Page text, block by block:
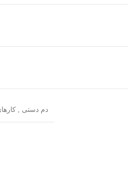
دم دستی ,